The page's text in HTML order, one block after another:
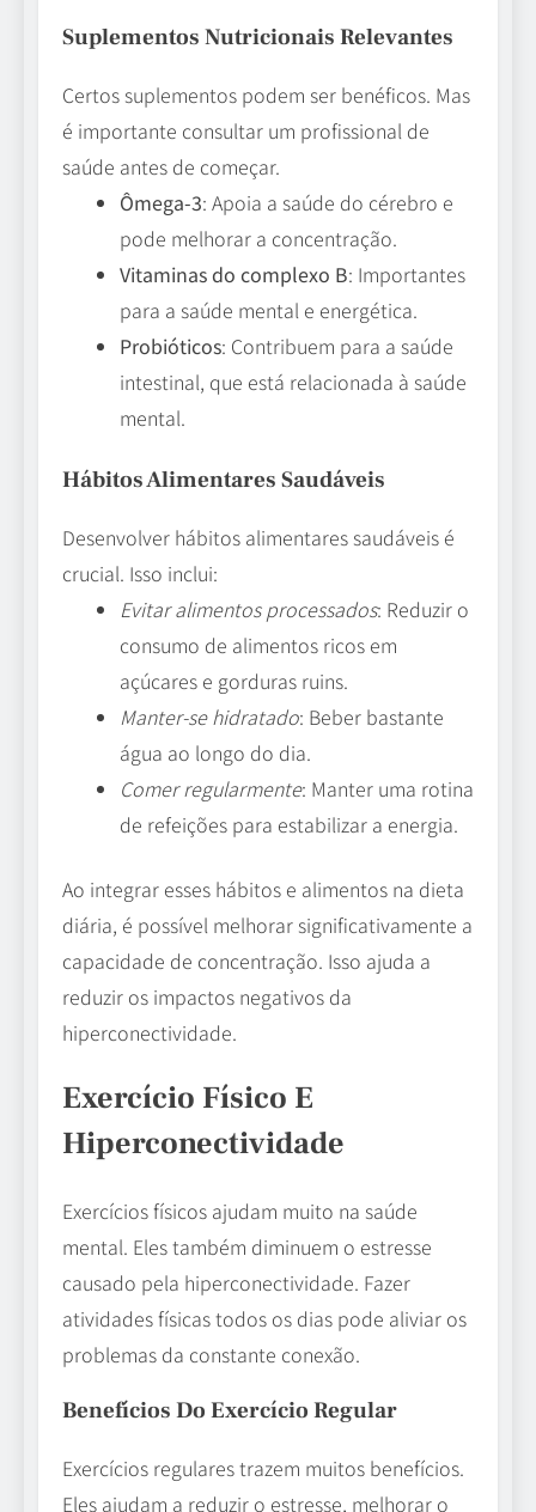
Suplementos Nutricionais Relevantes
Certos suplementos podem ser benéficos. Mas
é importante consultar um profissional de
saúde antes de começar.
Ômega-3: Apoia a saúde do cérebro e
pode melhorar a concentração.
Vitaminas do complexo B: Importantes
para a saúde mental e energética.
Probióticos: Contribuem para a saúde
intestinal, que está relacionada à saúde
mental.
Hábitos Alimentares Saudáveis
Desenvolver hábitos alimentares saudáveis é
crucial. Isso inclui:
Evitar alimentos processados: Reduzir o
consumo de alimentos ricos em
açúcares e gorduras ruins.
Manter-se hidratado: Beber bastante
água ao longo do dia.
Comer regularmente: Manter uma rotina
de refeições para estabilizar a energia.
Ao integrar esses hábitos e alimentos na dieta
diária, é possível melhorar significativamente a
capacidade de concentração. Isso ajuda a
reduzir os impactos negativos da
hiperconectividade.
Exercício Físico E
Hiperconectividade
Exercícios físicos ajudam muito na saúde
mental. Eles também diminuem o estresse
causado pela hiperconectividade. Fazer
atividades físicas todos os dias pode aliviar os
problemas da constante conexão.
Benefícios Do Exercício Regular
Exercícios regulares trazem muitos benefícios.
Eles ajudam a reduzir o estresse, melhorar o